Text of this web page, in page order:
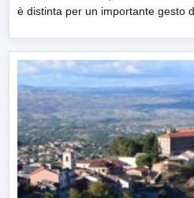
è distinta per un importante gesto